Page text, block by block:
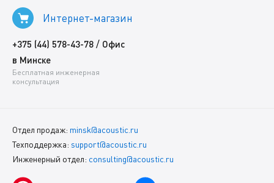
Интернет-магазин
+375 (44) 578-43-78 / Офис
в Минске
Бесплатная инженерная
консультация
Отдел продаж: minsk@acoustic.ru
Техподдержка: support@acoustic.ru
Инженерный отдел: consulting@acoustic.ru